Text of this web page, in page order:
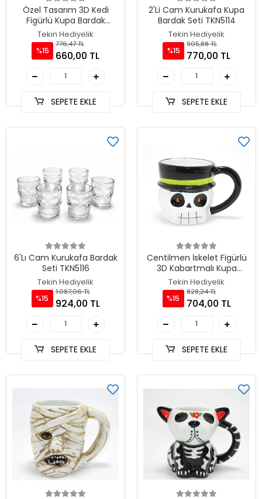
Özel Tasarım 3D Kedi
Figürlü Kupa Bardak
TKN5032
Tekin Hediyelik
%15
776,47 TL
660,00 TL
SEPETE EKLE
2'Li Cam Kurukafa Kupa
Bardak Seti TKN5114
Tekin Hediyelik
%15
905,88 TL
770,00 TL
SEPETE EKLE
6'Lı Cam Kurukafa Bardak
Seti TKN5116
Tekin Hediyelik
%15
1.087,06 TL
924,00 TL
SEPETE EKLE
Centilmen İskelet Figürlü
3D Kabartmalı Kupa
Bardak TKN4898
Tekin Hediyelik
%15
828,24 TL
704,00 TL
SEPETE EKLE